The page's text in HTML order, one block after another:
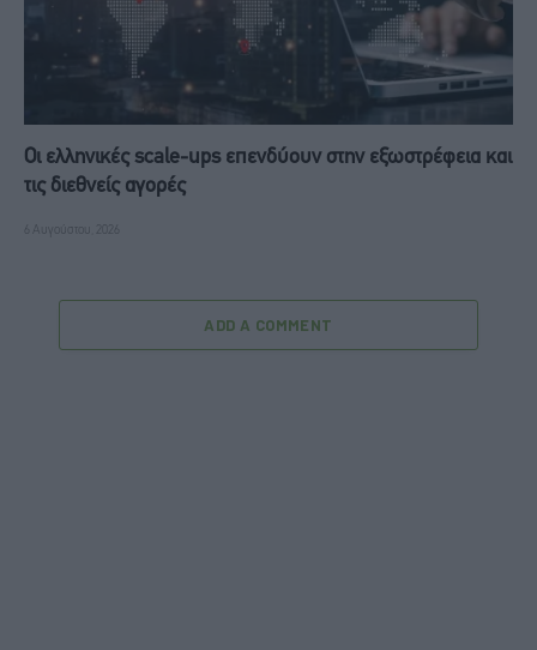
Οι ελληνικές scale-ups επενδύουν στην εξωστρέφεια και
τις διεθνείς αγορές
6 Αυγούστου, 2026
ADD A COMMENT